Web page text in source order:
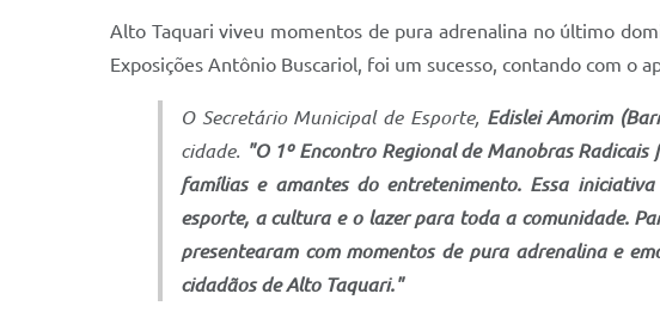
Alto Taquari viveu momentos de pura adrenalina no último
Exposições Antônio Buscariol, foi um sucesso, contando com o
O Secretário Municipal de Esporte, Edislei Amorim
cidade. "O 1º Encontro Regional de Manobras
famílias e amantes do entretenimento. Essa
esporte, a cultura e o lazer para toda a comunidade.
presentearam com momentos de pura adrenalina e
cidadãos de Alto Taquari."